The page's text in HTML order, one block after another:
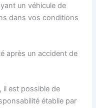
un véhicule de
dans vos conditions
après un accident de
il est possible de
établie par